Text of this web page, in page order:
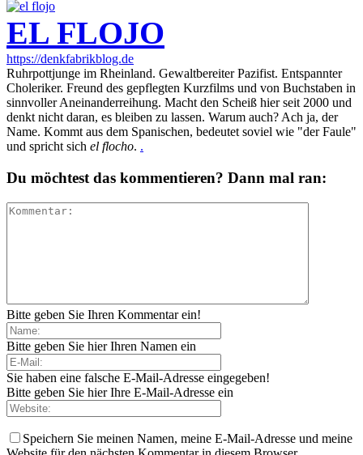
EL FLOJO
https://denkfabrikblog.de
Ruhrpottjunge im Rheinland. Gewaltbereiter Pazifist. Entspannter
Choleriker. Freund des gepflegten Kurzfilms und von Buchstaben in
sinnvoller Aneinanderreihung. Macht den Scheiß hier seit 2000 und
denkt nicht daran, es bleiben zu lassen. Warum auch? Ach ja, der
Name. Kommt aus dem Spanischen, bedeutet soviel wie "der Faule"
und spricht sich el flocho. .
Du möchtest das kommentieren? Dann mal ran:
Bitte geben Sie Ihren Kommentar ein!
Bitte geben Sie hier Ihren Namen ein
Sie haben eine falsche E-Mail-Adresse eingegeben!
Bitte geben Sie hier Ihre E-Mail-Adresse ein
Speichern Sie meinen Namen, meine E-Mail-Adresse und meine